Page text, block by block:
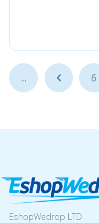
... ... 6
EshopWedrop LTD